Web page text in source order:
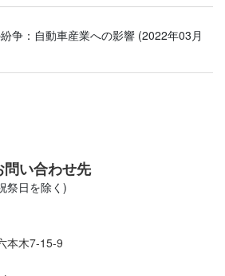
争：自動車産業への影響 (2022年03月
い合わせ先
祭日を除く)
本木7-15-9